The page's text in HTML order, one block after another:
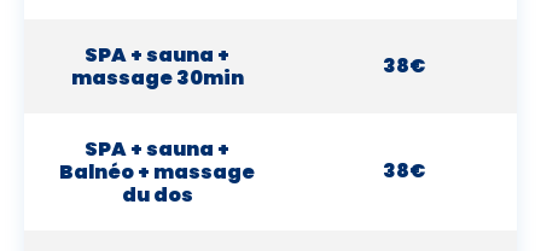
SPA + sauna +
massage 30min
38€
SPA + sauna +
Balnéo + massage
du dos
38€